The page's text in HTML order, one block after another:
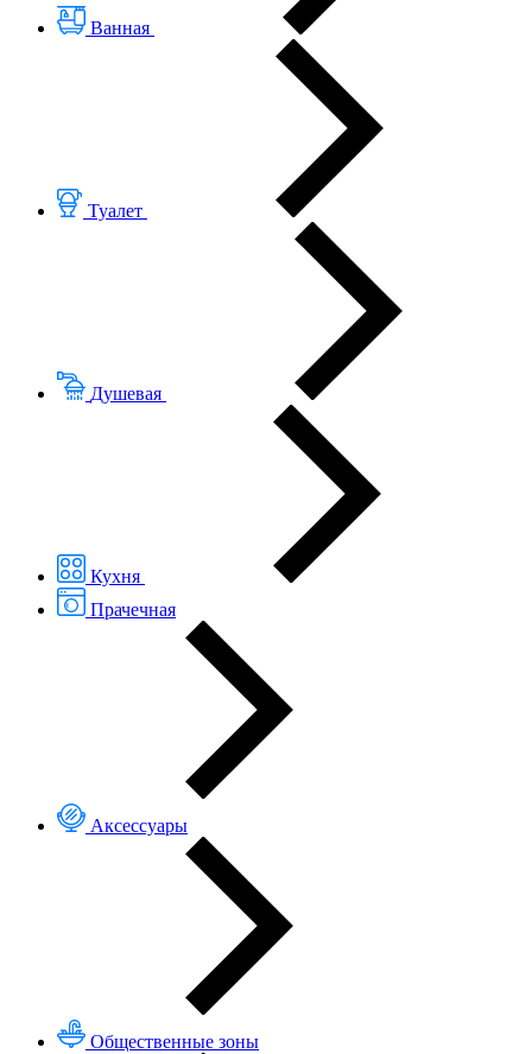
Ванная
Туалет
Душевая
Кухня
Прачечная
Аксессуары
Общественные зоны